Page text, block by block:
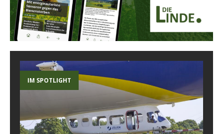
IM SPOTLIGHT